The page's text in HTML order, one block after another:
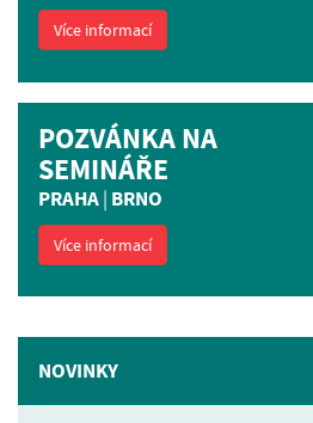
Více informací
POZVÁNKA NA
SEMINÁŘE
PRAHA| BRNO
Více informací
NOVINKY